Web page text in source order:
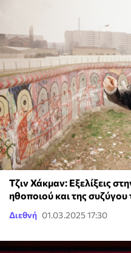
Τζιν Χάκμαν: Εξελίξεις
ηθοποιού και της συζύγου
Διεθνή 01.03.2025 17:30